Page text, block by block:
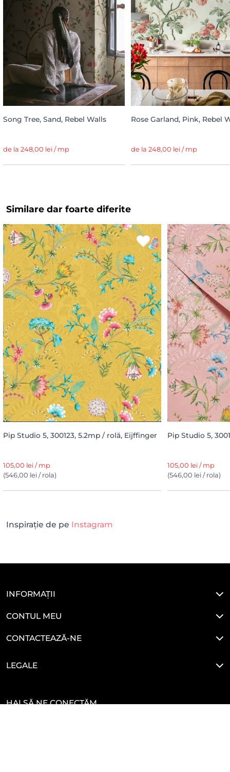
Song Tree, Sand, Rebel Walls
de la 248,00 lei / mp
Rose Garland, Pink, Rebel
de la 248,00 lei / mp
Similare dar foarte diferite
Pip Studio 5, 300123, 5.2mp / rolă, Eijffinger
105,00 lei / mp
(546,00 lei / rola)
Pip Studio 5,
105,00 lei / mp
(546,00 lei / rola)
Inspirație de pe Instagram
INFORMAȚII
CONTUL MEU
CONTACTEAZĂ-NE
LEGALE
HAI SĂ NE CONECTĂM